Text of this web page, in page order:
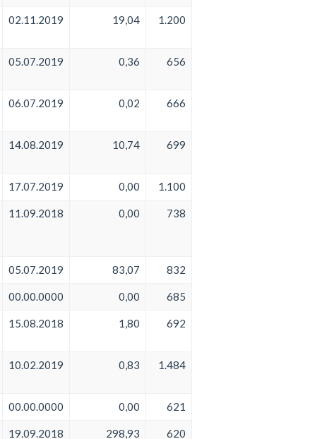
02.11.2019 19,04 1.200
05.07.2019 0,36 656
06.07.2019 0,02 666
14.08.2019 10,74 699
17.07.2019 0,00 1.100
11.09.2018 0,00 738
05.07.2019 83,07 832
00.00.0000 0,00 685
15.08.2018 1,80 692
10.02.2019 0,83 1.484
00.00.0000 0,00 621
19.09.2018 298,93 620